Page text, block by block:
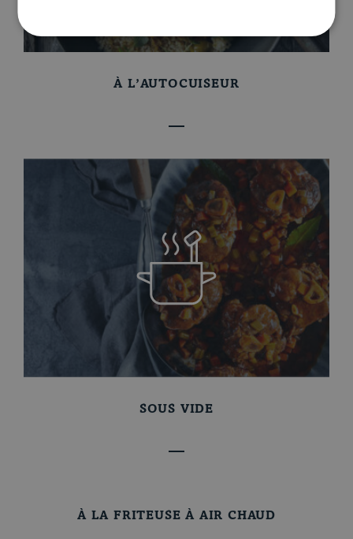
À L’AUTOCUISEUR
SOUS VIDE
À LA FRITEUSE À AIR CHAUD